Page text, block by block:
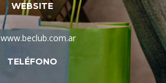
WEBSITE
www.beclub.com.ar
TELÉFONO